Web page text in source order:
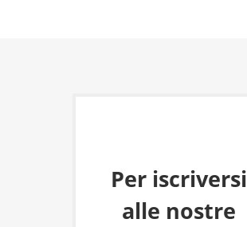
Per iscriversi
alle nostre